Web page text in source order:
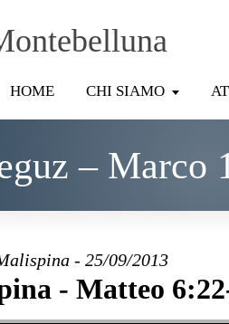
HOME CHI SIAMO
– Marco
- 25/09/2013
- Matteo